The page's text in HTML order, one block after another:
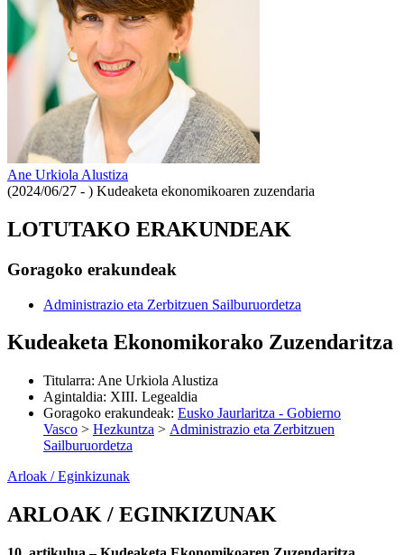
Ane Urkiola Alustiza
(2024/06/27 - ) Kudeaketa ekonomikoaren zuzendaria
LOTUTAKO ERAKUNDEAK
Goragoko erakundeak
Administrazio eta Zerbitzuen Sailburuordetza
Kudeaketa Ekonomikorako Zuzendaritza
Titularra: Ane Urkiola Alustiza
Agintaldia: XIII. Legealdia
Goragoko erakundeak: Eusko Jaurlaritza - Gobierno
Vasco > Hezkuntza > Administrazio eta Zerbitzuen
Sailburuordetza
Arloak / Eginkizunak
ARLOAK / EGINKIZUNAK